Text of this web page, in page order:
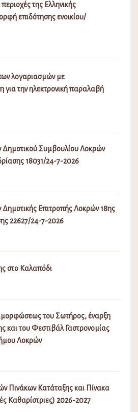
της Ελληνικής
επιδότησης ενοικίου/
λογαριασμών με
για την ηλεκτρονική παραλαβή
Συμβουλίου Λοκρών
18031/24-7-2026
Επιτροπής Λοκρών 18ης
22627/24-7-2026
στο Καλαπόδι
του Σωτήρος, έναρξη
και του Φεστιβάλ Γαστρονομίας
Λοκρών
Πινάκων Κατάταξης και Πίνακα
Καθαρίστριες) 2026-2027